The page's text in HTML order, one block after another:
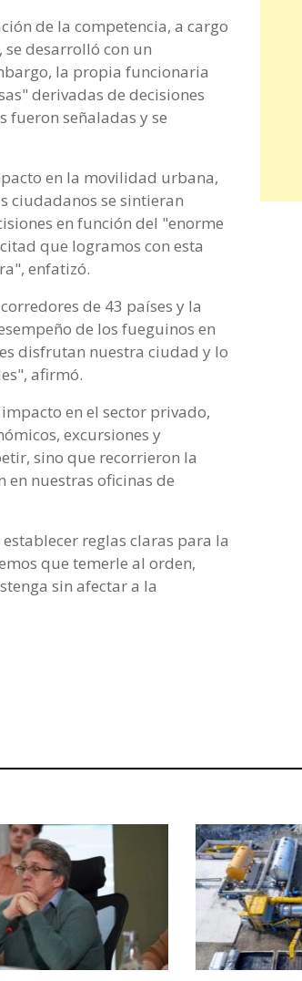
de la competencia, a cargo
desarrolló con un
la propia funcionaria
derivadas de decisiones
fueron señaladas y se
en la movilidad urbana,
ciudadanos se sintieran
en función del "enorme
que logramos con esta
enfatizó.
de 43 países y la
de los fueguinos en
disfrutan nuestra ciudad y lo
afirmó.
en el sector privado,
excursiones y
sino que recorrieron la
en nuestras oficinas de
reglas claras para la
que temerle al orden,
sin afectar a la